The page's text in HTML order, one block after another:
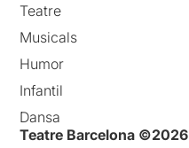
Teatre
Musicals
Humor
Infantil
Dansa
Teatre Barcelona ©2026